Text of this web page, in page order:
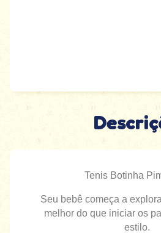
Tenis Botinha
Seu bebê começa a
melhor do que iniciar os
estilo.